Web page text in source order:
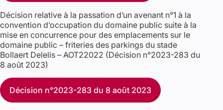
Décision relative à la passation d’un avenant n°1 à la
convention d’occupation du domaine public suite à la
mise en concurrence pour des emplacements sur le
domaine public – friteries des parkings du stade
Bollaert Delelis – AOT22022 (Décision n°2023-283 du
8 août 2023)
Décision n°2023-283 du 8 août 2023